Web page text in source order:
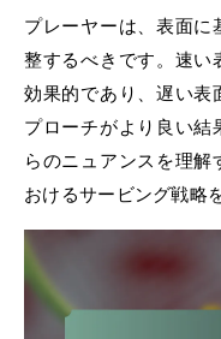
プレーヤーは、表面に
整するべきです。速い
効果的であり、遅い表
プローチがより良い
らのニュアンスを理
おけるサービング戦略